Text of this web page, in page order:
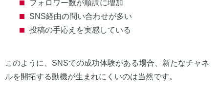
フォロワー数が順調に増加
SNS経由の問い合わせが多い
投稿の手応えを実感している
このように、SNSでの成功体験がある場合、新たなチャネ
ルを開拓する動機が生まれにくいのは当然です。